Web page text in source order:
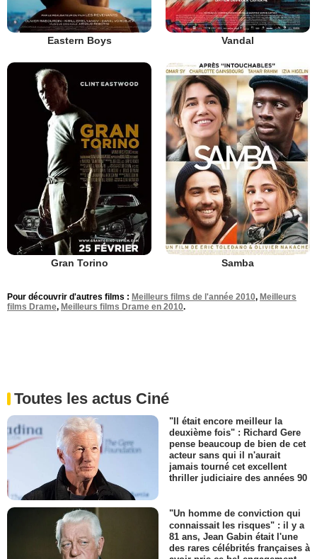
Eastern Boys Vandal
Gran Torino Samba
Pour découvrir d'autres films : Meilleurs films de l'année 2010, Meilleurs
films Drame, Meilleurs films Drame en 2010.
Toutes les actus Ciné
"Il était encore meilleur la
deuxième fois" : Richard Gere
pense beaucoup de bien de cet
acteur sans qui il n'aurait
jamais tourné cet excellent
thriller judiciaire des années 90
"Un homme de conviction qui
connaissait les risques" : il y a
81 ans, Jean Gabin était l'une
des rares célébrités françaises à